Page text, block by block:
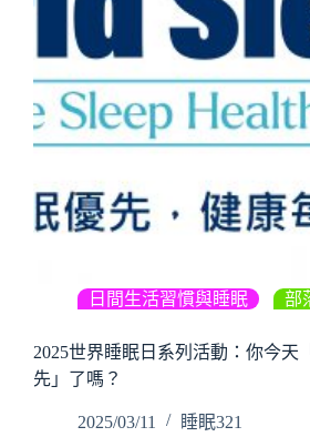
日間生活習慣與睡眠 部
2025世界睡眠日系列活動：你今天
先」了嗎？
2025/03/11 睡眠321